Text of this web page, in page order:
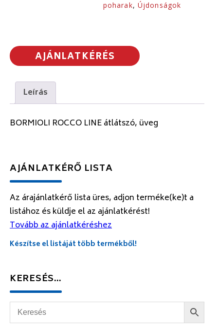
poharak, Újdonságok
AJÁNLATKÉRÉS
Leírás
BORMIOLI ROCCO LINE átlátszó, üveg
AJÁNLATKÉRŐ LISTA
Az árajánlatkérő lista üres, adjon terméke(ke)t a
listához és küldje el az ajánlatkérést!
Tovább az ajánlatkéréshez
Készítse el listáját több termékből!
KERESÉS…